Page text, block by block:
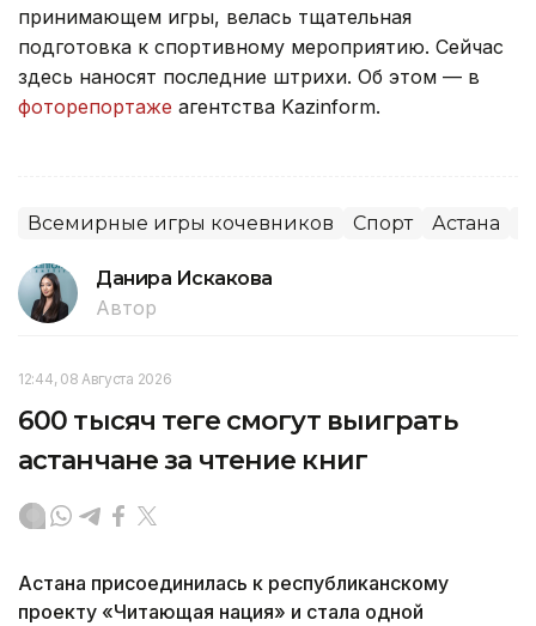
принимающем игры, велась тщательная
подготовка к спортивному мероприятию. Сейчас
здесь наносят последние штрихи. Об этом — в
фоторепортаже агентства Kazinform.
Всемирные игры кочевников Спорт Астана
Данира Искакова
Автор
12:44, 08 Августа 2026
600 тысяч теңге смогут выиграть
астанчане за чтение книг
Астана присоединилась к республиканскому
проекту «Читающая нация» и стала одной